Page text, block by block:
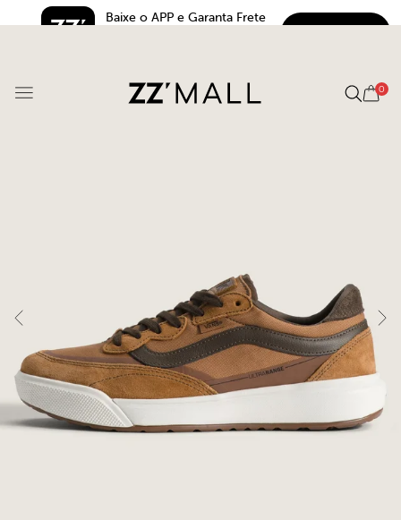
Baixe o APP e Garanta Frete
0